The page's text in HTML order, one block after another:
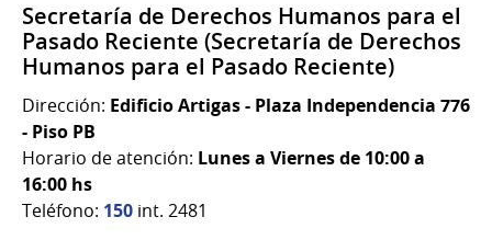
Secretaría de Derechos Humanos para el
Pasado Reciente (Secretaría de Derechos
Humanos para el Pasado Reciente)
Dirección: Edificio Artigas - Plaza Independencia 776
- Piso PB
Horario de atención: Lunes a Viernes de 10:00 a
16:00 hs
Teléfono: 150 int. 2481